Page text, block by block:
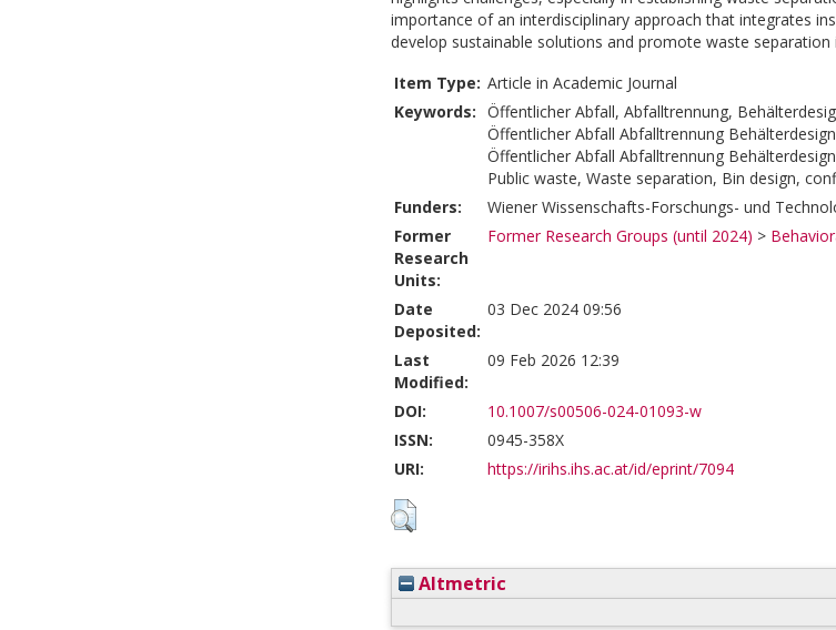
importance of an interdisciplinary approach that integrates
develop sustainable solutions and promote waste separation
Item Type: Article in Academic Journal
Keywords: Öffentlicher Abfall, Abfalltrennung,
Öffentlicher Abfall Abfalltrennung
Öffentlicher Abfall Abfalltrennung
Public waste, Waste separation, Bin design,
Funders:
Wiener Wissenschafts-Forschungs- und
Former
Research
Units:
Former Research Groups (until 2024) >
Date
Deposited:
03 Dec 2024 09:56
Last
Modified:
09 Feb 2026 12:39
DOI:
10.1007/s00506-024-01093-w
ISSN:
0945-358X
URI:
https://irihs.ihs.ac.at/id/eprint/7094
Altmetric